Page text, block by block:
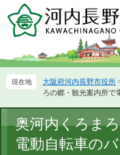
ー
先
ニ
を
て
大阪府河内長野市役所
ろの郷・観光案内所で
文
奥河内くろま
電動自転車の